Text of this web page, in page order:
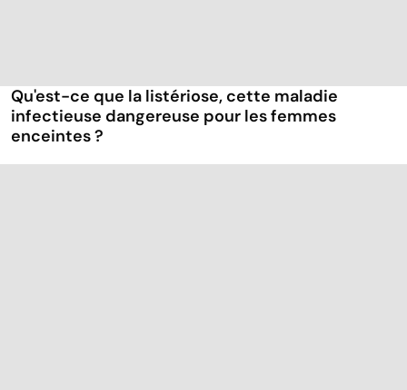
Qu'est-ce que la listériose, cette maladie
infectieuse dangereuse pour les femmes
enceintes ?